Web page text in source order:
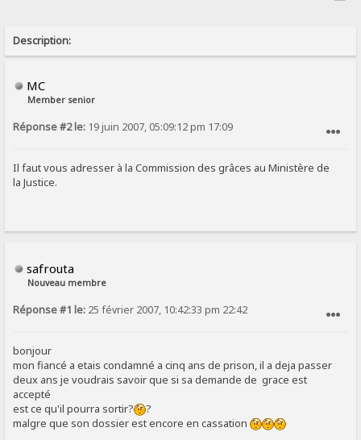
Description:
MC
Member senior
Réponse #2 le: 19 juin 2007, 05:09:12 pm 17:09
Il faut vous adresser à la Commission des grâces au Ministère de
la Justice.
safrouta
Nouveau membre
Réponse #1 le: 25 février 2007, 10:42:33 pm 22:42
bonjour
mon fiancé a etais condamné a cinq ans de prison, il a deja passer
deux ans je voudrais savoir que si sa demande de grace est
accepté
est ce qu'il pourra sortir?
?
malgre que son dossier est encore en cassation